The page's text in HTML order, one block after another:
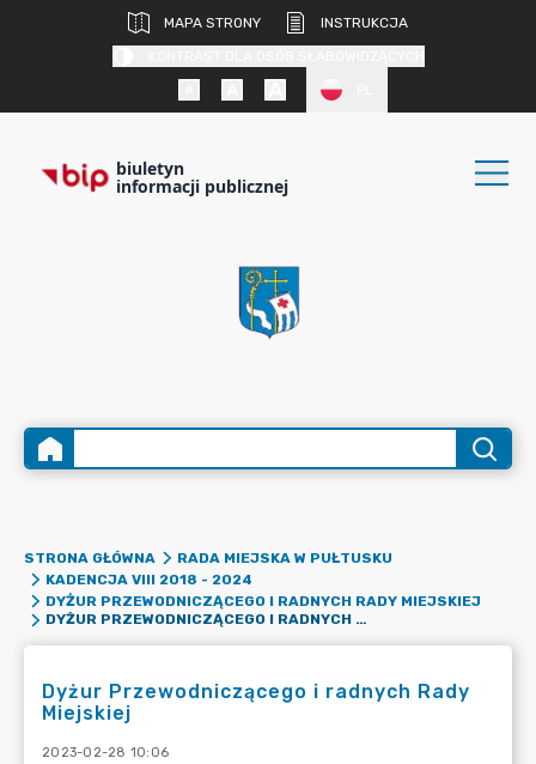
MAPA STRONY
INSTRUKCJA
biuletyn
informacji publicznej
STRONA GŁÓWNA
RADA MIEJSKA W PUŁTUSKU
KADENCJA VIII 2018 - 2024
DYŻUR PRZEWODNICZĄCEGO I RADNYCH RADY MIEJSKIEJ
DYŻUR PRZEWODNICZĄCEGO I RADNYCH RADY MIEJSKIEJ
Dyżur Przewodniczącego i radnych Rady
Miejskiej
2023-02-28 10:06